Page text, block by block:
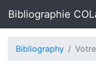
Bibliographie
Bibliography